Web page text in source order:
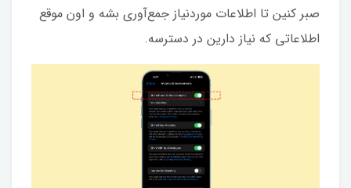
صبر کنین تا اطلاعات موردنیاز جمع‌آوری بشه و اون موقع
اطلاعاتی که نیاز دارین در دسترسه.